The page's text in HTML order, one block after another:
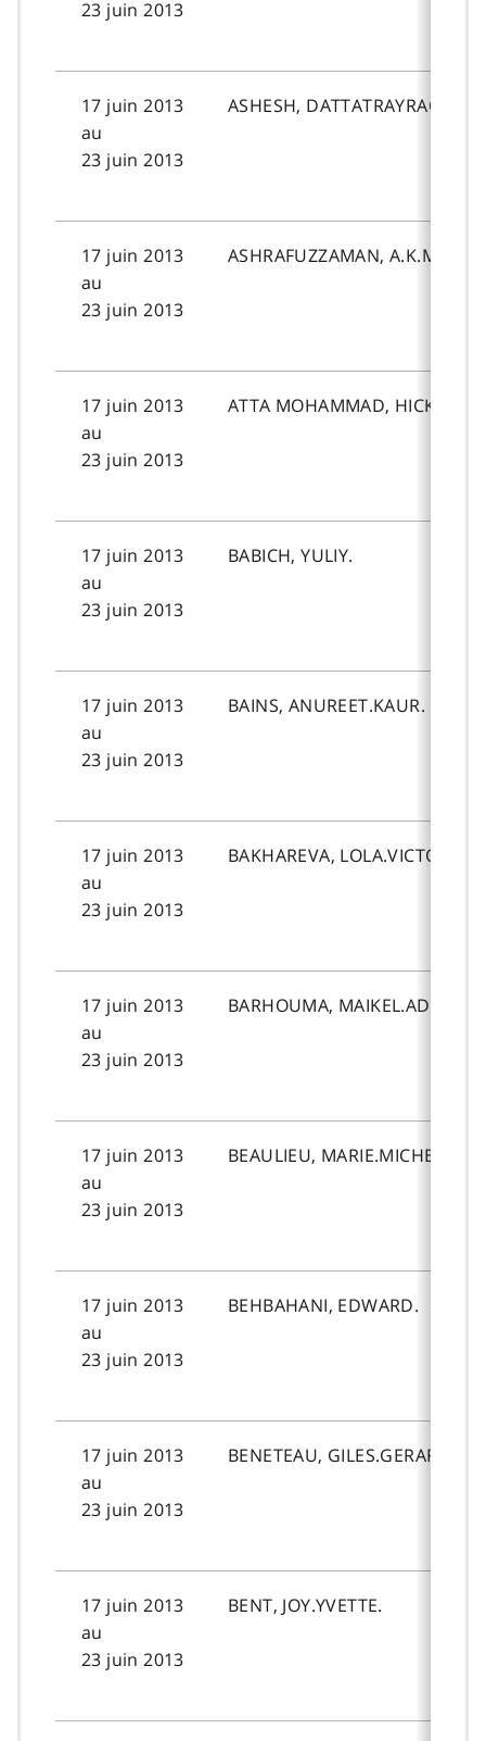
23 juin 2013
17 juin 2013
au
23 juin 2013
ASHESH,
17 juin 2013
au
23 juin 2013
ASHRAFUZZAMAN, A.K.M.
17 juin 2013
au
23 juin 2013
ATTA MOHAMMAD,
17 juin 2013
au
23 juin 2013
BABICH, YULIY.
17 juin 2013
au
23 juin 2013
BAINS, ANUREET.KAUR.
17 juin 2013
au
23 juin 2013
BAKHAREVA, LOLA.VICTORIA.
17 juin 2013
au
23 juin 2013
BARHOUMA,
17 juin 2013
au
23 juin 2013
BEAULIEU,
17 juin 2013
au
23 juin 2013
BEHBAHANI, EDWARD.
17 juin 2013
au
23 juin 2013
BENETEAU, GILES.GERARD.
17 juin 2013
au
23 juin 2013
BENT, JOY.YVETTE.